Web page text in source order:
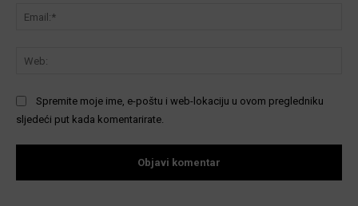
Spremite moje ime, e-poštu i web-lokaciju u ovom pregledniku
sljedeći put kada komentarirate.